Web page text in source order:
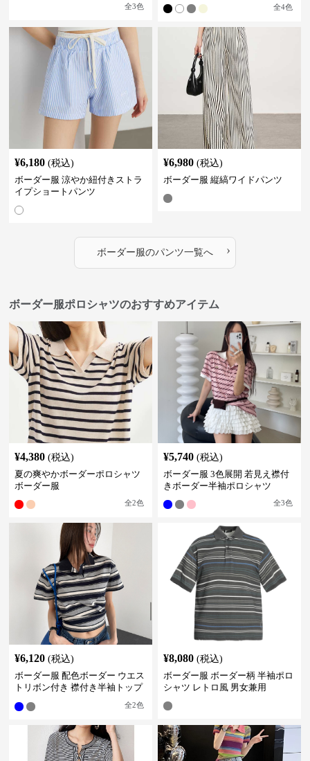
全3色 全4色
¥6,180 (税込)
ボーダー服 涼やか紐付きストラ
イプショートパンツ
¥6,980 (税込)
ボーダー服 縦縞ワイドパンツ
ボーダー服のパンツ一覧へ ›
ボーダー服ポロシャツのおすすめアイテム
¥4,380 (税込)
夏の爽やかボーダーポロシャツ
ボーダー服
全2色
¥5,740 (税込)
ボーダー服 3色展開 若見え襟付
きボーダー半袖ポロシャツ
全3色
¥6,120 (税込)
ボーダー服 配色ボーダー ウエス
トリボン付き 襟付き半袖トップ
全2色
¥8,080 (税込)
ボーダー服 ボーダー柄 半袖ポロ
シャツ レトロ風 男女兼用